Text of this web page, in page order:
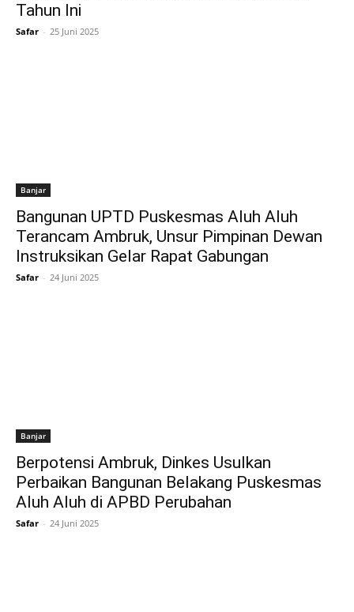
Tahun Ini
Safar - 25 Juni 2025
Banjar
Bangunan UPTD Puskesmas Aluh Aluh
Terancam Ambruk, Unsur Pimpinan Dewan
Instruksikan Gelar Rapat Gabungan
Safar - 24 Juni 2025
Banjar
Berpotensi Ambruk, Dinkes Usulkan
Perbaikan Bangunan Belakang Puskesmas
Aluh Aluh di APBD Perubahan
Safar - 24 Juni 2025